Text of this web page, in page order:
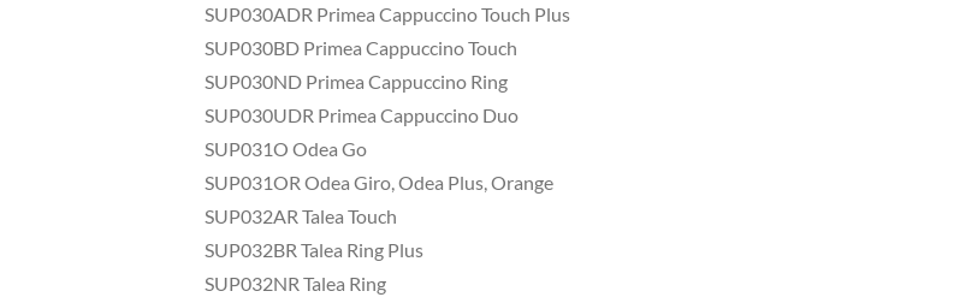
SUP030ADR Primea Cappuccino Touch Plus
SUP030BD Primea Cappuccino Touch
SUP030ND Primea Cappuccino Ring
SUP030UDR Primea Cappuccino Duo
SUP031O Odea Go
SUP031OR Odea Giro, Odea Plus, Orange
SUP032AR Talea Touch
SUP032BR Talea Ring Plus
SUP032NR Talea Ring